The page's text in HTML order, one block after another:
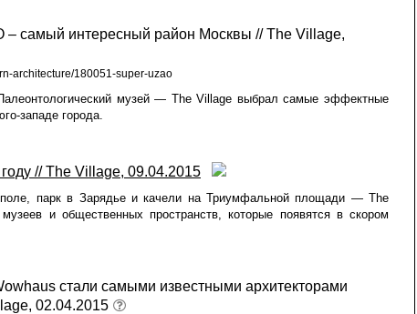
самый интересный район Москвы // The Village,
architecture/180051-super-uzao
музей — The Village выбрал самые эффектные
западе города.
// The Village, 09.04.2015
парк в Зарядье и качели на Триумфальной площади — The
и общественных пространств, которые появятся в скором
стали самыми известными архитекторами
02.04.2015